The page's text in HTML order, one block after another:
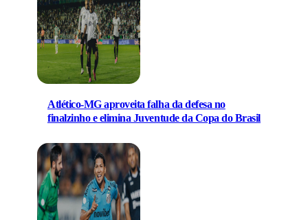
Atlético-MG aproveita falha da defesa no
finalzinho e elimina Juventude da Copa do Brasil